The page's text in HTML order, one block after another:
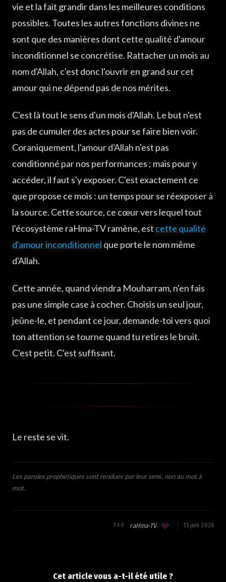
vie et la fait grandir dans les meilleures conditions
possibles. Toutes les autres fonctions divines ne
sont que des manières dont cette qualité d'amour
inconditionnel se concrétise. Rattacher un mois au
nom d'Allah, c'est donc l'ouvrir en grand sur cet
amour qui ne dépend pas de nos mérites.
C'est là tout le sens d'un mois d'Allah. Le but n'est
pas de cumuler des actes pour se faire bien voir.
Coraniquement, l'amour d'Allah n'est pas
conditionné par nos performances ; mais pour y
accéder, il faut s'y exposer. C'est exactement ce
que propose ce mois : un temps pour se réexposer à
la source. Cette source, ce cœur vers lequel tout
l'écosystème raHma-TV ramène, est cette qualité
d'amour inconditionnel que porte le nom même
d'Allah.
Cette année, quand viendra Mouharram, n'en fais
pas une simple case à cocher. Choisis un seul jour,
jeûne-le, et pendant ce jour, demande-toi vers quoi
ton attention se tourne quand tu retires le bruit.
C'est petit. C'est suffisant.
Le reste se vit.
Les paroles prophétiques sont rendues par leur sens, non au mot à
mot.
PAR raHma-TV 15 juin 2026
Cet article vous a-t-il été utile ?